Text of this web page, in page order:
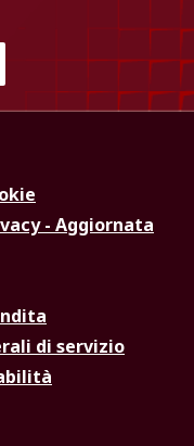
- Aggiornata
di servizio